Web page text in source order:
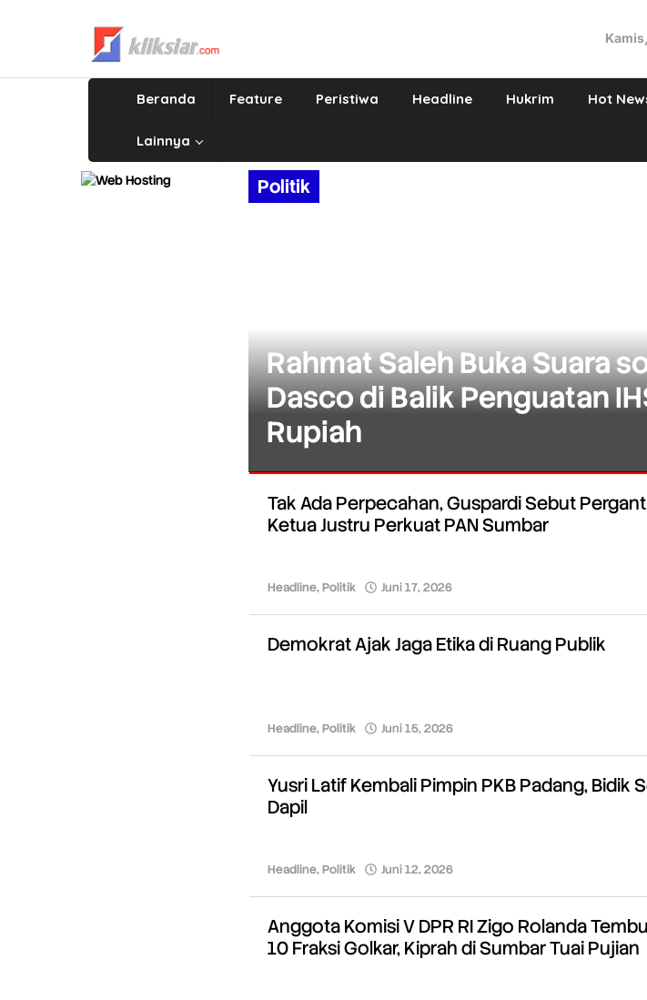
Beranda Feature Peristiwa Headline Hukrim Hot
Lainnya
Rahmat Saleh Buka Suara
Dasco di Balik Penguatan
Rupiah
Politik
Juni
oleh
Politik
Tak Ada Perpecahan, Guspardi Sebut
Ketua Justru Perkuat PAN Sumbar
Headline,Politik Juni 17, 2026
Demokrat Ajak Jaga Etika di Ruang Publik
Headline,Politik Juni 15, 2026
Yusri Latif Kembali Pimpin PKB Padang, Bidik
Dapil
Headline,Politik Juni 12, 2026
Anggota Komisi V DPR RI Zigo Rolanda
10 Fraksi Golkar, Kiprah di Sumbar Tuai Pujian